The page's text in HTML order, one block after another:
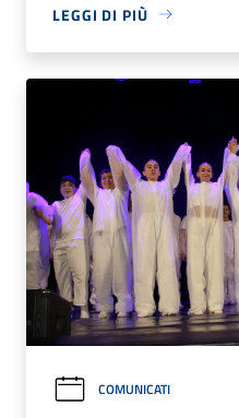
LEGGI DI PIÙ
COMUNICATI